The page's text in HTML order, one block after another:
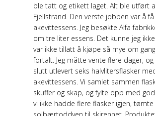
ble tatt og etikett laget. Alt ble utført
Fjellstrand. Den verste jobben var å
akevittessens. Jeg besøkte Alfa
om tre liter essens. Det kunne jeg
var ikke tillatt å kjøpe så mye om
fortalt. Jeg måtte vente flere dager,
slutt utlevert seks halvlitersflasker
akevittessens. Vi samlet sammen
skuffer og skap, og fylte opp med
vi ikke hadde flere flasker igjen, tømte
solbærtoddyen til skirennet.